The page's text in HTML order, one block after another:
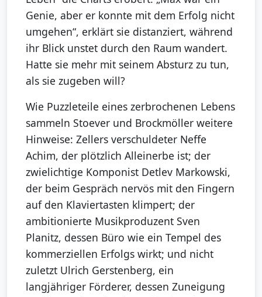
Genie, aber er konnte mit dem Erfolg nicht
umgehen“, erklärt sie distanziert, während
ihr Blick unstet durch den Raum wandert.
Hatte sie mehr mit seinem Absturz zu tun,
als sie zugeben will?
Wie Puzzleteile eines zerbrochenen Lebens
sammeln Stoever und Brockmöller weitere
Hinweise: Zellers verschuldeter Neffe
Achim, der plötzlich Alleinerbe ist; der
zwielichtige Komponist Detlev Markowski,
der beim Gespräch nervös mit den Fingern
auf den Klaviertasten klimpert; der
ambitionierte Musikproduzent Sven
Planitz, dessen Büro wie ein Tempel des
kommerziellen Erfolgs wirkt; und nicht
zuletzt Ulrich Gerstenberg, ein
langjähriger Förderer, dessen Zuneigung